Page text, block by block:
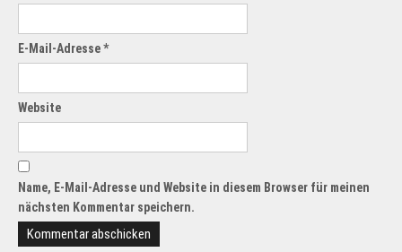
E-Mail-Adresse*
Website
Name, E-Mail-Adresse und Website in diesem Browser für meinen
nächsten Kommentar speichern.